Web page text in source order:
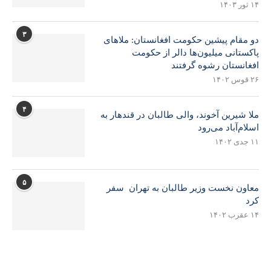
۱۴ ثور ۱۴۰۳
۳
دو مقام پیشین حکومت افغانستان: ملاهای
پاکستانی میلیون‌ها دالر از حکومت
افغانستان رشوه گرفتند
۲۶ قوس ۱۴۰۲
۴
ملا شیرین آخوند، والی طالبان در قندهار به
اسلام‌آباد می‌رود
۱۱ جدی ۱۴۰۲
۵
معاون نخست وزیر طالبان به تهران سفر
کرد
۱۴ عقرب ۱۴۰۲